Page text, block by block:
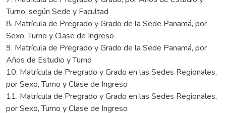
Turno, según Sede y Facultad
8. Matrícula de Pregrado y Grado de la Sede Panamá, por
Sexo, Turno y Clase de Ingreso
9. Matrícula de Pregrado y Grado de la Sede Panamá, por
Años de Estudio y Turno
10. Matrícula de Pregrado y Grado en las Sedes Regionales,
por Sexo, Turno y Clase de Ingreso
11. Matrícula de Pregrado y Grado en las Sedes Regionales,
por Sexo, Turno y Clase de Ingreso